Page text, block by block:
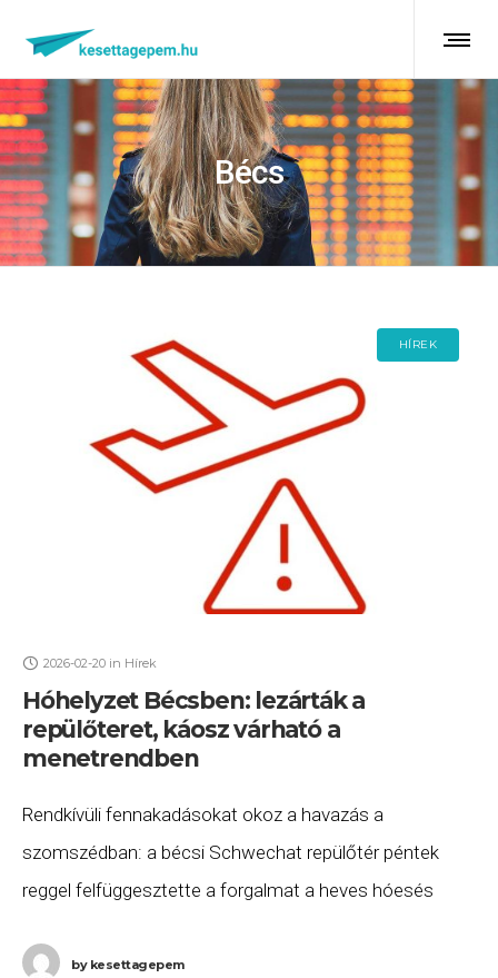
Bécs
HÍREK
2026-02-20 in Hírek
Hóhelyzet Bécsben: lezárták a
repülőteret, káosz várható a
menetrendben
Rendkívüli fennakadásokat okoz a havazás a
szomszédban: a bécsi Schwechat repülőtér péntek
reggel felfüggesztette a forgalmat a heves hóesés
törölte a 7:50-kor
bykesettagepem